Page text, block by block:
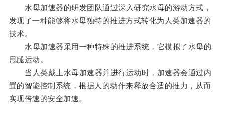
水母加速器的研发团队通过深入研究水母的游动方式，
发现了一种能够将水母独特的推进方式转化为人类加速器的
技术。
水母加速器采用一种特殊的推进系统，它模拟了水母的
甩腿运动。
当人类戴上水母加速器并进行运动时，加速器会通过内
置的智能控制系统，根据人的动作来释放合适的推力，从而
实现倍速的安全加速。